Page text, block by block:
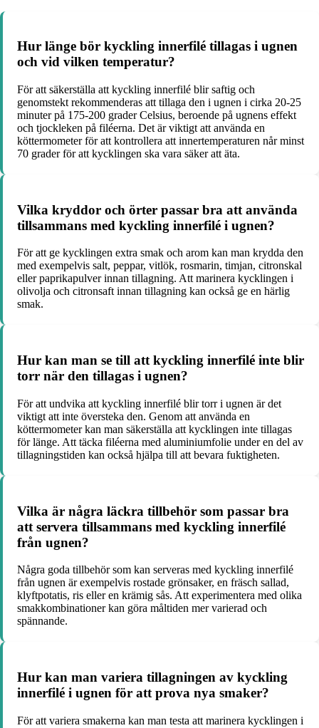
Hur länge bör kyckling innerfilé tillagas i ugnen
och vid vilken temperatur?
För att säkerställa att kyckling innerfilé blir saftig och
genomstekt rekommenderas att tillaga den i ugnen i cirka 20-25
minuter på 175-200 grader Celsius, beroende på ugnens effekt
och tjockleken på filéerna. Det är viktigt att använda en
köttermometer för att kontrollera att innertemperaturen når minst
70 grader för att kycklingen ska vara säker att äta.
Vilka kryddor och örter passar bra att använda
tillsammans med kyckling innerfilé i ugnen?
För att ge kycklingen extra smak och arom kan man krydda den
med exempelvis salt, peppar, vitlök, rosmarin, timjan, citronskal
eller paprikapulver innan tillagning. Att marinera kycklingen i
olivolja och citronsaft innan tillagning kan också ge en härlig
smak.
Hur kan man se till att kyckling innerfilé inte blir
torr när den tillagas i ugnen?
För att undvika att kyckling innerfilé blir torr i ugnen är det
viktigt att inte översteka den. Genom att använda en
köttermometer kan man säkerställa att kycklingen inte tillagas
för länge. Att täcka filéerna med aluminiumfolie under en del av
tillagningstiden kan också hjälpa till att bevara fuktigheten.
Vilka är några läckra tillbehör som passar bra
att servera tillsammans med kyckling innerfilé
från ugnen?
Några goda tillbehör som kan serveras med kyckling innerfilé
från ugnen är exempelvis rostade grönsaker, en fräsch sallad,
klyftpotatis, ris eller en krämig sås. Att experimentera med olika
smakkombinationer kan göra måltiden mer varierad och
spännande.
Hur kan man variera tillagningen av kyckling
innerfilé i ugnen för att prova nya smaker?
För att variera smakerna kan man testa att marinera kycklingen i